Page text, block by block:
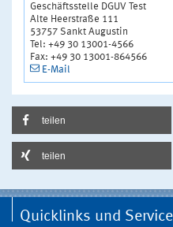
Geschäftsstelle DGUV Test
Alte Heerstraße 111
53757 Sankt Augustin
Tel: +49 30 13001-4566
Fax: +49 30 13001-864566
E-Mail
teilen
teilen
Quicklinks und